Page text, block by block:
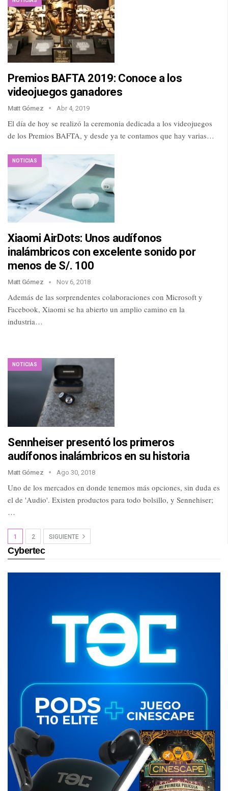
Premios BAFTA 2019: Conoce a los
videojuegos ganadores
Matt Gómez Abr 4, 2019
El día de hoy se realizó la ceremonia dedicada a los videojuegos
de los Premios BAFTA, y desde ya te contamos que hay varias…
NOTICIAS
Xiaomi AirDots: Unos audífonos
inalámbricos con excelente sonido por
menos de S/. 100
Matt Gómez Nov 6, 2018
Además de las sorprendentes colaboraciones con Microsoft y
Facebook, Xiaomi se ha abierto un amplio camino en la
industria…
NOTICIAS
Sennheiser presentó los primeros
audífonos inalámbricos en su historia
Matt Gómez Ago 30, 2018
Uno de los mercados en donde tenemos más opciones, sin duda es
el de 'Audio'. Existen productos para todo bolsillo, y Sennehiser;
…
1 2 SIGUIENTE
Cybertec